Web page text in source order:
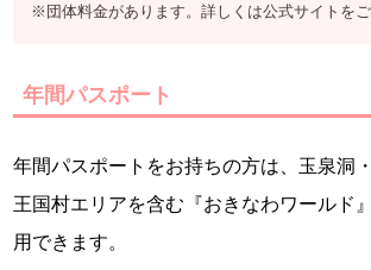
※団体料金があります。詳しくは公式サイトを
年間パスポート
年間パスポートをお持ちの方は、玉泉洞
王国村エリアを含む『おきなわワールド
用できます。